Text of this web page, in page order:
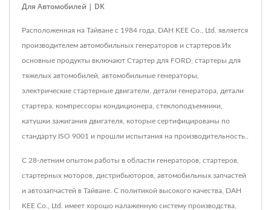
Для Автомобилей | DK
Расположенная на Тайване с 1984 года, DAH KEE Co., Ltd. является
производителем автомобильных генераторов и стартеров.Их
основные продукты включают Стартер для FORD, стартеры для
тяжелых автомобилей, автомобильные генераторы,
электрические стартерные двигатели, детали генератора, детали
стартера, компрессоры кондиционера, стеклоподъемники,
катушки зажигания двигателя, которые сертифицированы по
стандарту ISO 9001 и прошли испытания на производительность..
С 28-летним опытом работы в области генераторов, стартеров,
стартерных моторов, дистрибьюторов, автомобильных запчастей
и автозапчастей в Тайване. С политикой высокого качества, DAH
KEE Co., Ltd. имеет хорошо налаженную систему производства,